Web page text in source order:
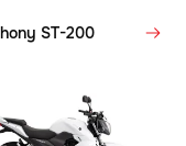
ST-200